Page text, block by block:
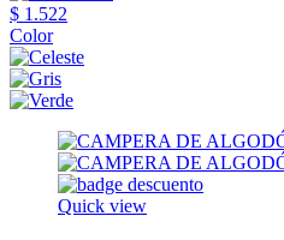
$ 1.522
Color
Quick view